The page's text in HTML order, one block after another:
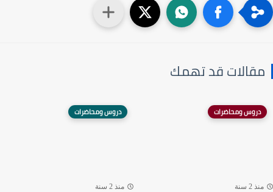
مقالات قد تهمك
دروس ومحاضرات
منذ 2 سنة
دروس ومحاضرات
منذ 2 سنة